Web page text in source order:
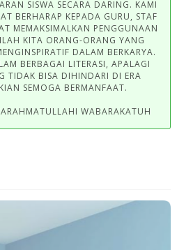
SISWA SECARA DARING. KAMI
BERHARAP KEPADA GURU, STAF
MEMAKSIMALKAN PENGGUNAAN
KITA ORANG-ORANG YANG
DALAM BERKARYA.
BERBAGAI LITERASI, APALAGI
TIDAK BISA DIHINDARI DI ERA
SEMOGA BERMANFAAT.
WABARAKATUH